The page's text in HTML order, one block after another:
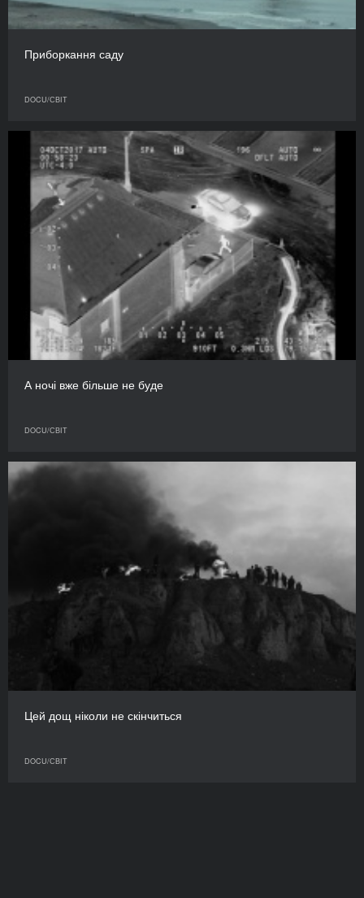
Приборкання саду
DOCU/СВІТ
А ночі вже більше не буде
DOCU/СВІТ
Цей дощ ніколи не скінчиться
DOCU/СВІТ